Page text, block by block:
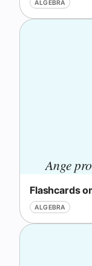
ALGEBRA
Ange
Flashcards
ALGEBRA